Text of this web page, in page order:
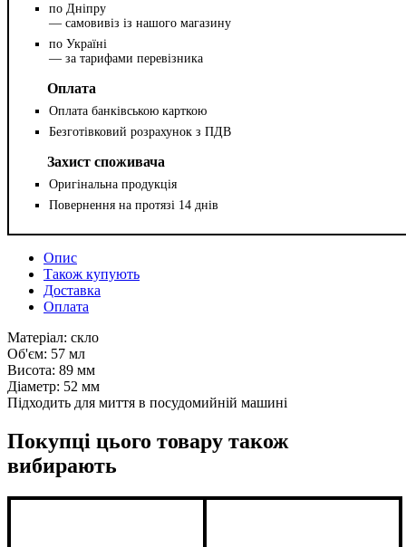
по Дніпру
— самовивіз із нашого магазину
по Україні
— за тарифами перевізника
Оплата
Оплата банківською карткою
Безготівковий розрахунок з ПДВ
Захист споживача
Оригінальна продукція
Повернення на протязі 14 днів
Опис
Також купують
Доставка
Оплата
Матеріал: скло
Об'єм: 57 мл
Висота: 89 мм
Діаметр: 52 мм
Підходить для миття в посудомийній машині
Покупці цього товару також
вибирають